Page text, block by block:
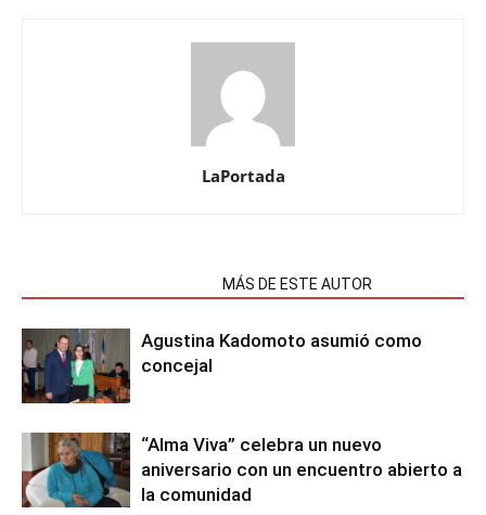
LaPortada
MÁS DE ESTE AUTOR
Agustina Kadomoto asumió como
concejal
“Alma Viva” celebra un nuevo
aniversario con un encuentro abierto a
la comunidad